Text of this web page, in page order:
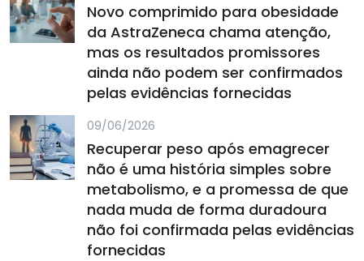
Novo comprimido para obesidade
da AstraZeneca chama atenção,
mas os resultados promissores
ainda não podem ser confirmados
pelas evidências fornecidas
09/06/2026
Recuperar peso após emagrecer
não é uma história simples sobre
metabolismo, e a promessa de que
nada muda de forma duradoura
não foi confirmada pelas evidências
fornecidas